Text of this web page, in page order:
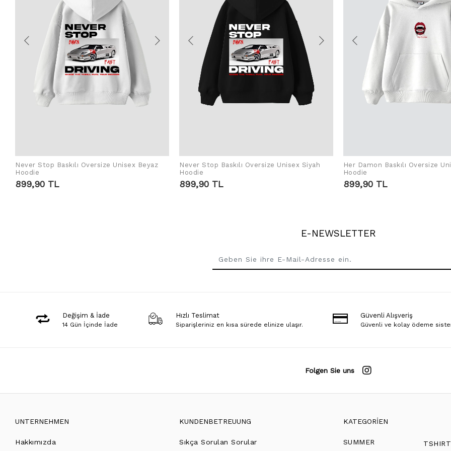
IN DEN WARENKORB LEGEN
Never Stop Baskılı Oversize Unisex Beyaz
Hoodie
899,90 TL
IN DEN WARENKORB LEGEN
Never Stop Baskılı Oversize Unisex Siyah
Hoodie
899,90 TL
Her Damon Baskılı Oversize
Hoodie
899,90 TL
E-NEWSLETTER
Değişim & İade
14 Gün İçinde İade
Hızlı Teslimat
Siparişleriniz en kısa sürede elinize ulaşır.
Güvenli Alışveriş
Güvenli ve kolay ödeme
Folgen Sie uns
UNTERNEHMEN
Hakkımızda
KUNDENBETREUUNG
Sıkça Sorulan Sorular
KATEGORİEN
SUMMER TSHIRT